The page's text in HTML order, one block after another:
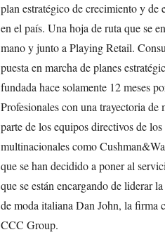
plan estratégico de crecimiento y de
en el país. Una hoja de ruta que se
mano y junto a Playing Retail.
puesta en marcha de planes
fundada hace solamente 12 meses
Profesionales con una trayectoria de
parte de los equipos directivos de
multinacionales como
que se han decidido a poner al
que se están encargando de liderar
de moda italiana Dan John, la firma
CCC Group.